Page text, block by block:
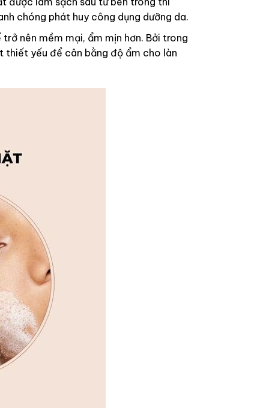
chóng phát huy công dụng dưỡng da.
nên mềm mại, ẩm mịn hơn. Bởi trong
thiết yếu để cân bằng độ ẩm cho làn